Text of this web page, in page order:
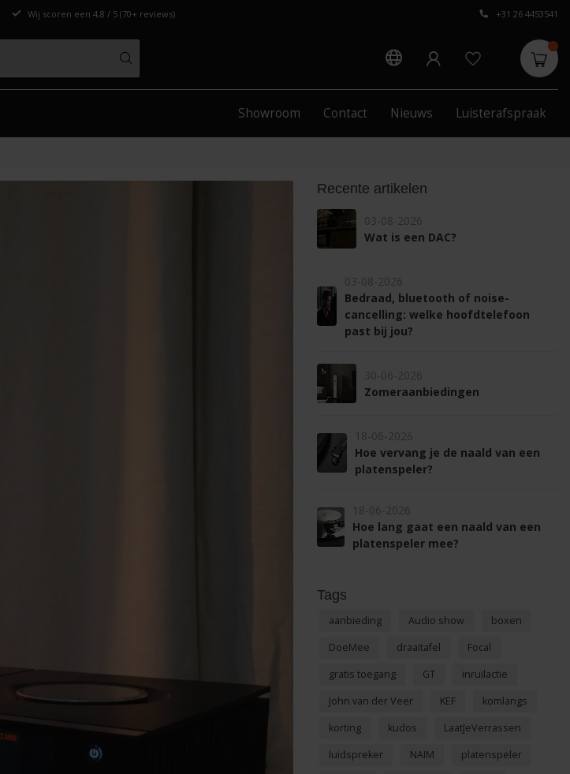
Wij scoren een 4,8 / 5 (70+ reviews) +31 26 4453541
Showroom Contact Nieuws Luisterafspraak
Recente artikelen
03-08-2026
Wat is een DAC?
03-08-2026
Bedraad, bluetooth of noise-
cancelling: welke hoofdtelefoon
past bij jou?
30-06-2026
Zomeraanbiedingen
18-06-2026
Hoe vervang je de naald van een
platenspeler?
18-06-2026
Hoe lang gaat een naald van een
platenspeler mee?
Tags
aanbieding Audio show
boxen
DoeMee
draaitafel
Focal
gratis toegang
GT
inruilactie
John van der Veer
KEF
komlangs
korting
kudos
LaatJeVerrassen
luidspreker
NAIM
platenspeler